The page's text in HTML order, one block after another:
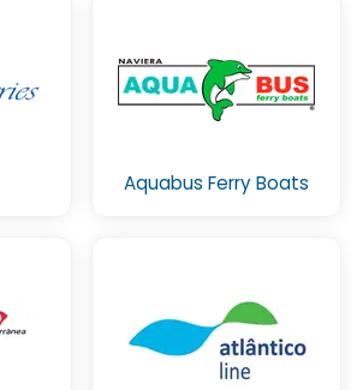
Aquabus Ferry Boats